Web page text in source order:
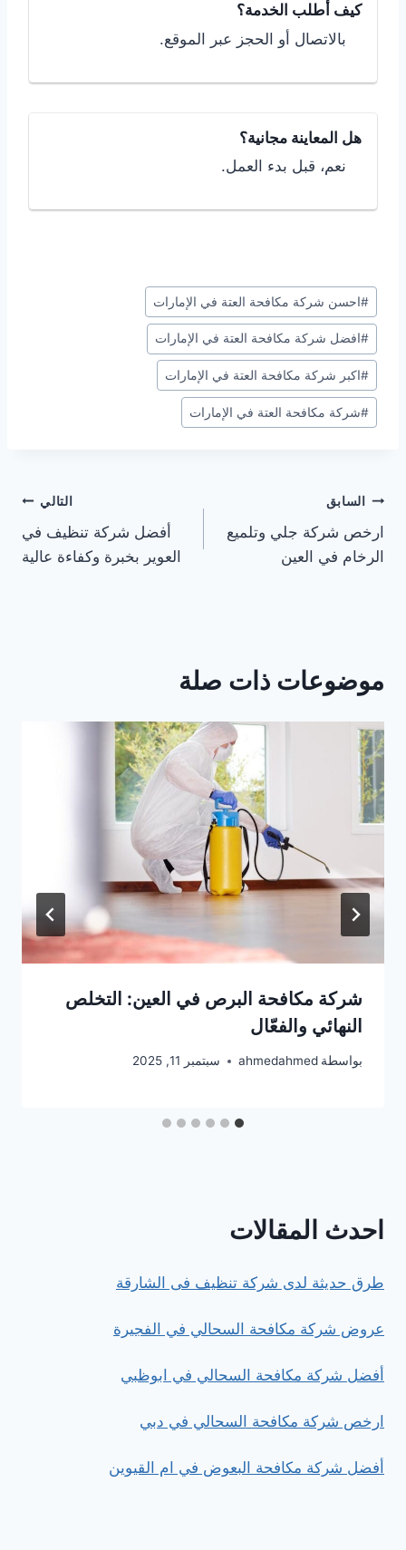
كيف أطلب الخدمة؟
بالاتصال أو الحجز عبر الموقع.
هل المعاينة مجانية؟
نعم، قبل بدء العمل.
وسوم
المقال:
#احسن شركة مكافحة العتة في الإمارات
#افضل شركة مكافحة العتة في الإمارات
#اكبر شركة مكافحة العتة في الإمارات
#شركة مكافحة العتة في الإمارات
تصفّح
المقالات
السابق
ارخص شركة جلي وتلميع
الرخام في العين
التالي
أفضل شركة تنظيف في
العوير بخبرة وكفاءة عالية
موضوعات ذات صلة
شركة مكافحة البرص في العين: التخلص
النهائي والفعّال
بواسطة ahmedahmed سبتمبر 11, 2025
احدث المقالات
طرق حديثة لدى شركة تنظيف فى الشارقة
عروض شركة مكافحة السحالي في الفجيرة
أفضل شركة مكافحة السحالي في ابوظبي
ارخص شركة مكافحة السحالي في دبي
أفضل شركة مكافحة البعوض في ام القيوين